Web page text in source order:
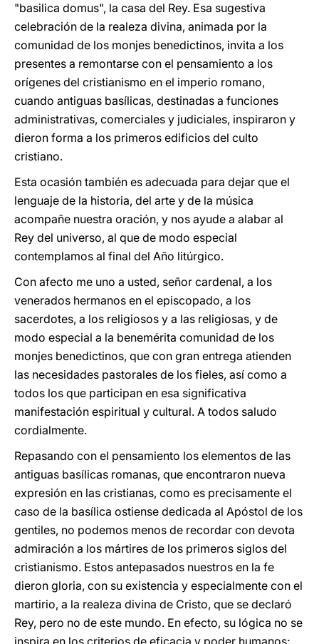
"basilica domus", la casa del Rey. Esa sugestiva
celebración de la realeza divina, animada por la
comunidad de los monjes benedictinos, invita a los
presentes a remontarse con el pensamiento a los
orígenes del cristianismo en el imperio romano,
cuando antiguas basílicas, destinadas a funciones
administrativas, comerciales y judiciales, inspiraron y
dieron forma a los primeros edificios del culto
cristiano.
Esta ocasión también es adecuada para dejar que el
lenguaje de la historia, del arte y de la música
acompañe nuestra oración, y nos ayude a alabar al
Rey del universo, al que de modo especial
contemplamos al final del Año litúrgico.
Con afecto me uno a usted, señor cardenal, a los
venerados hermanos en el episcopado, a los
sacerdotes, a los religiosos y a las religiosas, y de
modo especial a la benemérita comunidad de los
monjes benedictinos, que con gran entrega atienden
las necesidades pastorales de los fieles, así como a
todos los que participan en esa significativa
manifestación espiritual y cultural. A todos saludo
cordialmente.
Repasando con el pensamiento los elementos de las
antiguas basílicas romanas, que encontraron nueva
expresión en las cristianas, como es precisamente el
caso de la basílica ostiense dedicada al Apóstol de los
gentiles, no podemos menos de recordar con devota
admiración a los mártires de los primeros siglos del
cristianismo. Estos antepasados nuestros en la fe
dieron gloria, con su existencia y especialmente con el
martirio, a la realeza divina de Cristo, que se declaró
Rey, pero no de este mundo. En efecto, su lógica no se
inspira en los criterios de eficacia y poder humanos;